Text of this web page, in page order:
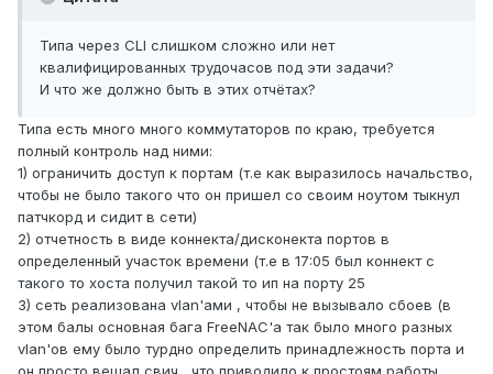
Типа через CLI слишком сложно или нет
квалифицированных трудочасов под эти задачи?
И что же должно быть в этих отчётах?
Типа есть много много коммутаторов по краю, требуется
полный контроль над ними:
1) ограничить доступ к портам (т.е как выразилось начальство,
чтобы не было такого что он пришел со своим ноутом тыкнул
патчкорд и сидит в сети)
2) отчетность в виде коннекта/дисконекта портов в
определенный участок времени (т.е в 17:05 был коннект с
такого то хоста получил такой то ип на порту 25
3) сеть реализована vlan'ами , чтобы не вызывало сбоев (в
этом балы основная бага FreeNAC'а так было много разных
vlan'ов ему было турдно определить принадлежность порта и